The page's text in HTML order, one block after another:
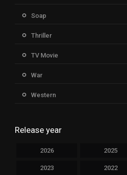
Soap
Thriller
TV Movie
War
Western
Release year
2026 2025
2023 2022